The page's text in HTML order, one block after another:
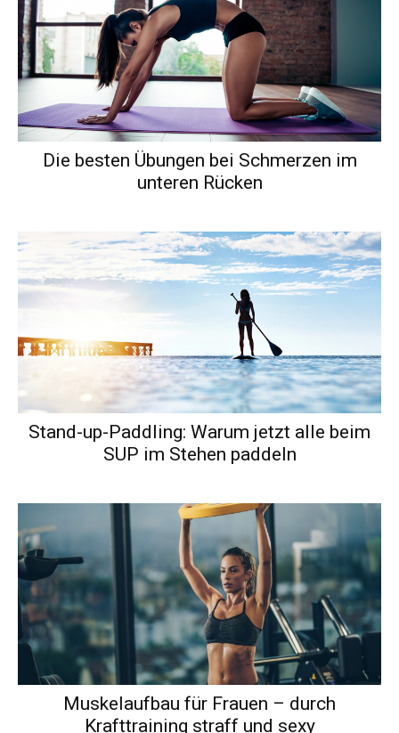
Die besten Übungen bei Schmerzen im
unteren Rücken
Stand-up-Paddling: Warum jetzt alle beim
SUP im Stehen paddeln
Muskelaufbau für Frauen – durch
Krafttraining straff und sexy